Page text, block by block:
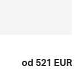
od 521 EUR